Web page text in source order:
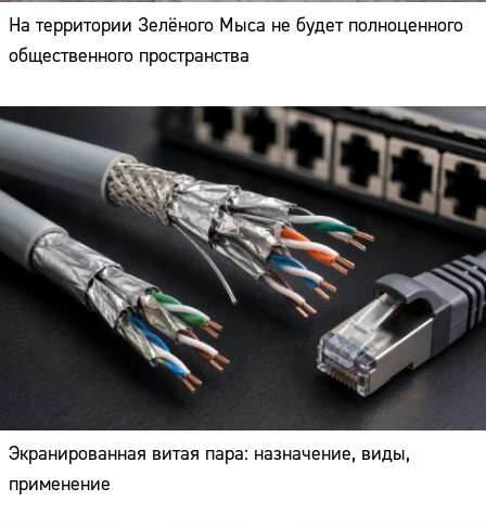
На территории Зелёного Мыса не будет полноценного
общественного пространства
Экранированная витая пара: назначение, виды,
применение